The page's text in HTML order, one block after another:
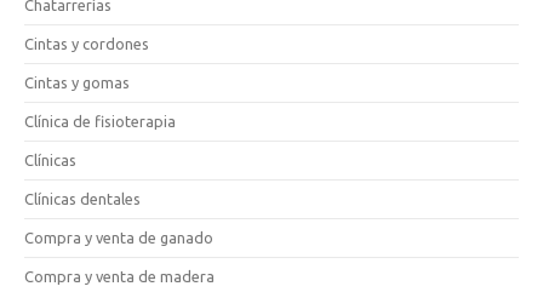
Chatarrerías
Cintas y cordones
Cintas y gomas
Clínica de fisioterapia
Clínicas
Clínicas dentales
Compra y venta de ganado
Compra y venta de madera